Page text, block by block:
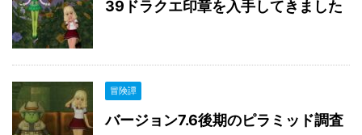
39ドラクエ印章を入手してきました
冒険譚
バージョン7.6後期のピラミッド調査